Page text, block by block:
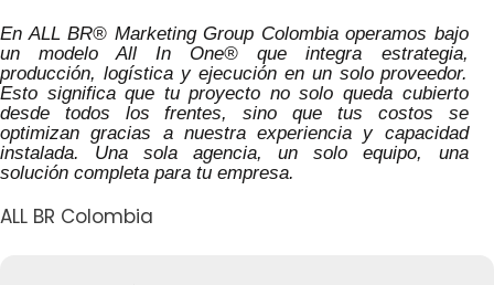
En ALL BR® Marketing Group Colombia operamos bajo
un modelo All In One® que integra estrategia,
producción, logística y ejecución en un solo proveedor.
Esto significa que tu proyecto no solo queda cubierto
desde todos los frentes, sino que tus costos se
optimizan gracias a nuestra experiencia y capacidad
instalada. Una sola agencia, un solo equipo, una
solución completa para tu empresa.
ALL BR Colombia